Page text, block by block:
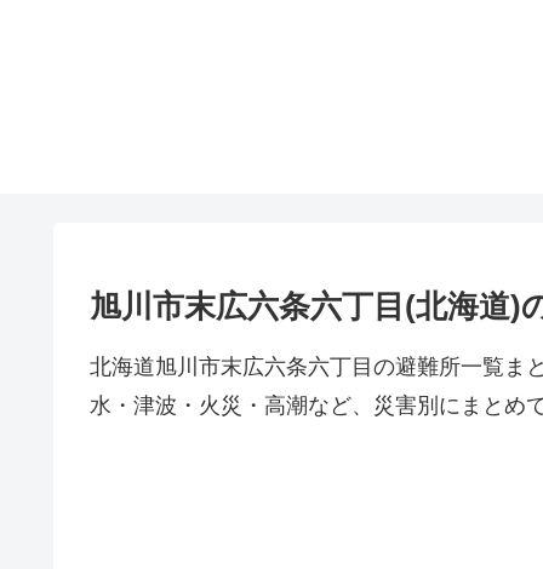
旭川市末広六条六丁目(北海道)
北海道旭川市末広六条六丁目の避難所一覧ま
水・津波・火災・高潮など、災害別にまとめ